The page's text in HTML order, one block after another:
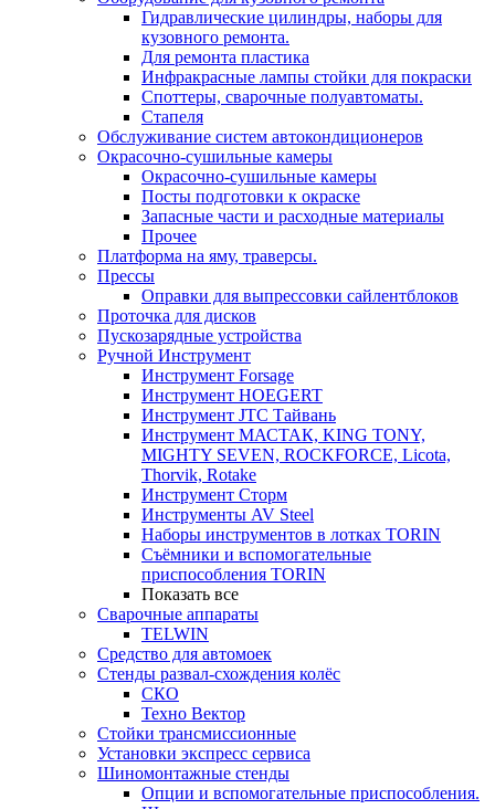
Гидравлические цилиндры, наборы для
кузовного ремонта.
Для ремонта пластика
Инфракрасные лампы стойки для покраски
Споттеры, сварочные полуавтоматы.
Стапеля
Обслуживание систем автокондиционеров
Окрасочно-сушильные камеры
Окрасочно-сушильные камеры
Посты подготовки к окраске
Запасные части и расходные материалы
Прочее
Платформа на яму, траверсы.
Прессы
Оправки для выпрессовки сайлентблоков
Проточка для дисков
Пускозарядные устройства
Ручной Инструмент
Инструмент Forsage
Инструмент HOEGERT
Инструмент JTC Тайвань
Инструмент МАСТАК, KING TONY,
MIGHTY SEVEN, ROCKFORCE, Licota,
Thorvik, Rotake
Инструмент Сторм
Инструменты AV Steel
Наборы инструментов в лотках TORIN
Съёмники и вспомогательные
приспособления TORIN
Показать все
Сварочные аппараты
TELWIN
Средство для автомоек
Стенды развал-схождения колёс
СКО
Техно Вектор
Стойки трансмиссионные
Установки экспресс сервиса
Шиномонтажные стенды
Опции и вспомогательные приспособления.